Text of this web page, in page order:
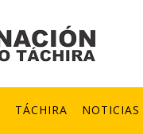
TÁCHIRA NOTICIAS